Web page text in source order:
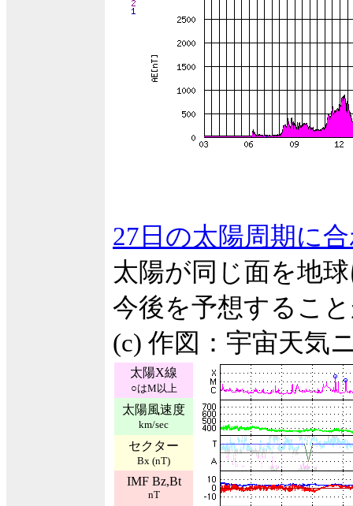
27日の太陽周期に
太陽が同じ面を地
今後を予想するこ
(c) 作図：宇宙天気
太陽X線
○はM以上
太陽風速度
km/sec
セクター
Bx (nT)
IMF Bz,Bt
nT